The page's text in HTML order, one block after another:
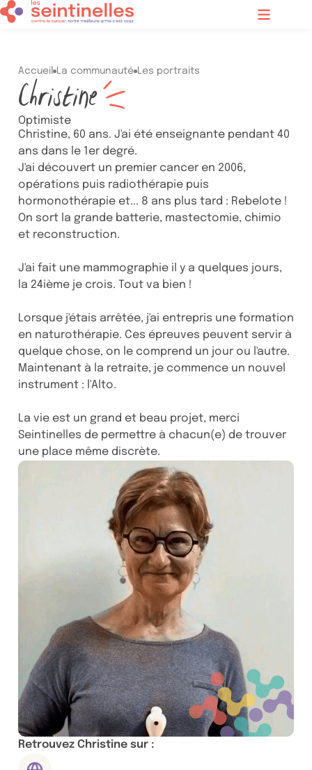
Contenu principal
Menu
Accueil La communauté Les portraits
Christine
Optimiste
Christine, 60 ans. J'ai été enseignante pendant 40
ans dans le 1er degré.
J'ai découvert un premier cancer en 2006,
opérations puis radiothérapie puis
hormonothérapie et... 8 ans plus tard : Rebelote !
On sort la grande batterie, mastectomie, chimio
et reconstruction.
J'ai fait une mammographie il y a quelques jours,
la 24ième je crois. Tout va bien !
Lorsque j'étais arrêtée, j'ai entrepris une formation
en naturothérapie. Ces épreuves peuvent servir à
quelque chose, on le comprend un jour ou l'autre.
Maintenant à la retraite, je commence un nouvel
instrument : l'Alto.
La vie est un grand et beau projet, merci
Seintinelles de permettre à chacun(e) de trouver
une place même discrète.
Retrouvez Christine sur :